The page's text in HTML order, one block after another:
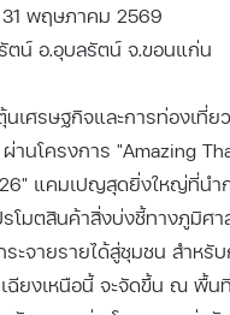
พฤษภาคม 2569
ตน์ อ.อุบลรัตน์ จ.ขอนแก่น
เศรษฐกิจและการท่องเที่ย
านโครงการ "Amazing
แคมเปญสุดยิ่งใหญ่ที่นำ
โมตสินค้าสิ่งบ่งชี้ทางภูมิศา
ะจายรายได้สู่ชุมชน สำหรั
ฉียงเหนือนี้ จะจัดขึ้น ณ พื้น